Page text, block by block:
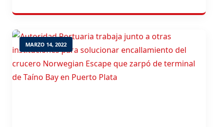
en el muelle para inspeccionar […]
MARZO 14, 2022